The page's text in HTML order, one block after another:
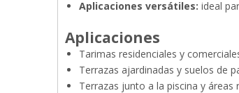
Aplicaciones versátiles: ideal
Aplicaciones
Tarimas residenciales y
Terrazas ajardinadas y suelos de
Terrazas junto a la piscina y áreas